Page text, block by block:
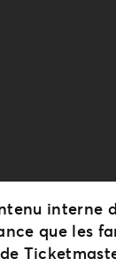
interne
que les